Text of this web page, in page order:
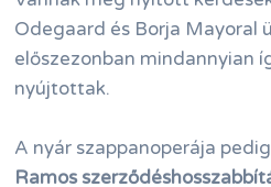
Odegaard és Borja Mayoral
előszezonban mindannyian
nyújtottak.
A nyár szappanoperája
Ramos